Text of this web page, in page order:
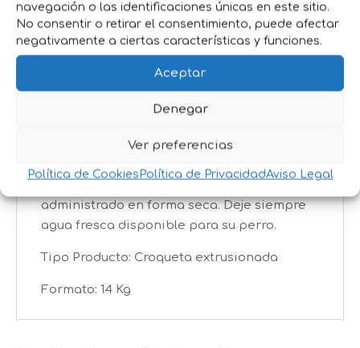
navegación o las identificaciones únicas en este sitio.
No consentir o retirar el consentimiento, puede afectar
negativamente a ciertas características y funciones.
Aceptar
Denegar
Ver preferencias
Política de Cookies Política de PrivacidadAviso Legal
proteínas animales hidrolizadas , pulpa de
remolacha , aceite de pescado , proteínas
plasmáticas, fuente natural de
inmunoglobulinas (0.4%) , cloruro potásico ,
sal , difosfato de tetrasodio (0,29%) ,
glucosamina (445 mg/kg) , sulfato de
naturales (0,01%).
administrado en forma seca. Deje siempre
agua fresca disponible para su perro.
Tipo Producto: Croqueta extrusionada
Formato: 14 Kg